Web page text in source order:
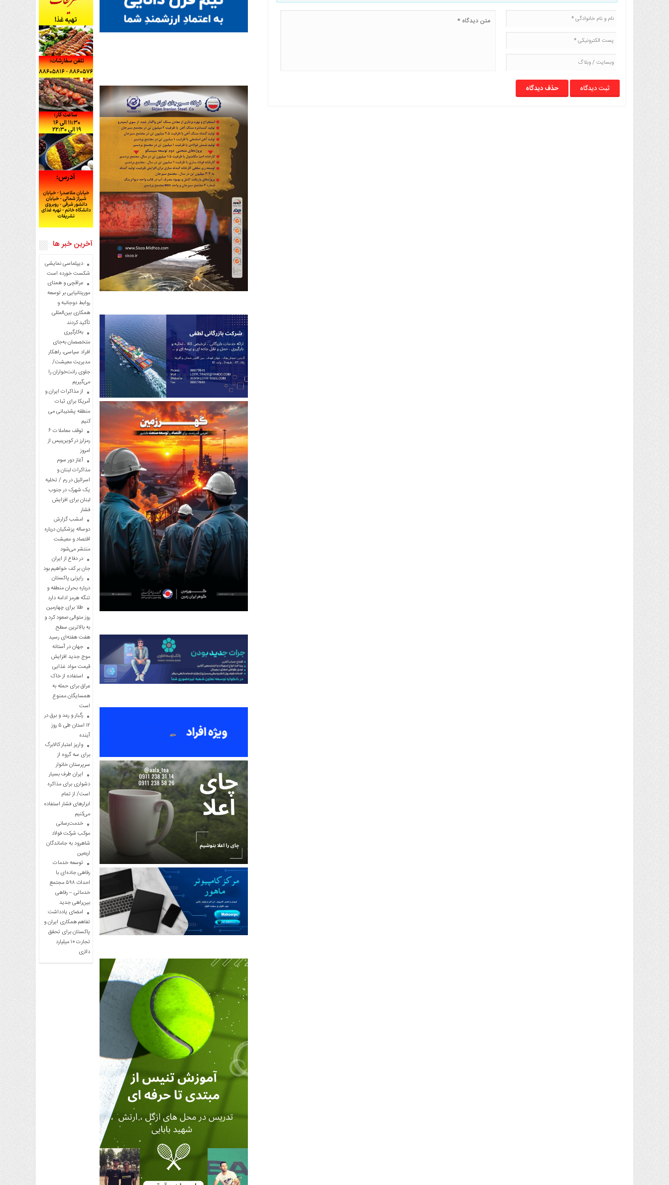
حذف دیدگاه
آخرین خبر ها
دیپلماسی نمایشی
شکست خورده است
عراقچی و همتای
موریتانیایی بر توسعه
روابط دوجانبه و
همکاری بین‌المللی
تأکید کردند
به‌کارگیری
متخصصان به‌جای
افراد سیاسی، راهکار
مدیریت معیشت/
جلوی رانت‌خواران را
می‌گیریم
از مذاکرات ایران و
آمریکا برای ثبات
منطقه پشتیبانی می
کنیم
توقف معاملات ۶
رمزارز در کوین‌بیس از
امروز
آغاز دور سوم
مذاکرات لبنان و
اسرائیل در رم / تخلیه
یک شهرک در جنوب
لبنان برای افزایش
فشار
امشب گزارش
دوساله پزشکیان درباره
اقتصاد و معیشت
منتشر می‌شود
در دفاع از ایران
جان بر کف خواهیم بود
رایزنی پاکستان
درباره بحران منطقه و
تنگه هرمز ادامه دارد
طلا برای چهارمین
روز متوالی صعود کرد و
به بالاترین سطح
هفت هفته‌ای رسید
جهان در آستانه
موج جدید افزایش
قیمت مواد غذایی
استفاده از خاک
عراق برای حمله به
همسایگان ممنوع
است
رگبار و رعد و برق در
۱۲ استان طی ۵ روز
آینده
واریز اعتبار کالابرگ
برای سه گروه از
سرپرستان خانوار
ایران طرف بسیار
دشواری برای مذاکره
است/ از تمام
ابزارهای فشار استفاده
می‌کنیم
خدمت‌رسانی
موکب شرکت فولاد
شاهرود به جاماندگان
اربعین
توسعه خدمات
رفاهی جاده‌ای با
احداث ۵۹۸ مجتمع
خدماتی – رفاهی
بین‌راهی جدید
امضای یادداشت
تفاهم همکاری ایران و
پاکستان برای تحقق
تجارت ۱۰ میلیارد
دلاری